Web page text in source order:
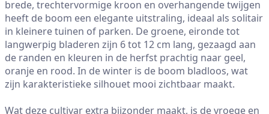
brede, trechtervormige kroon en overhangende twijgen
heeft de boom een elegante uitstraling, ideaal als solitair
in kleinere tuinen of parken. De groene, eironde tot
langwerpig bladeren zijn 6 tot 12 cm lang, gezaagd aan
de randen en kleuren in de herfst prachtig naar geel,
oranje en rood. In de winter is de boom bladloos, wat
zijn karakteristieke silhouet mooi zichtbaar maakt.
Wat deze cultivar extra bijzonder maakt, is de vroege en